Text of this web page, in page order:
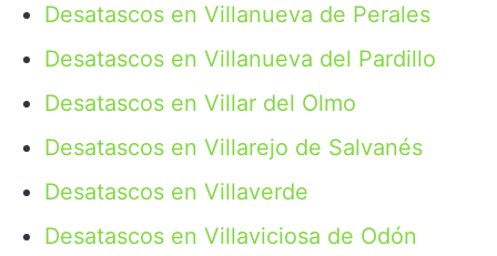
Desatascos en Villanueva de Perales
Desatascos en Villanueva del Pardillo
Desatascos en Villar del Olmo
Desatascos en Villarejo de Salvanés
Desatascos en Villaverde
Desatascos en Villaviciosa de Odón